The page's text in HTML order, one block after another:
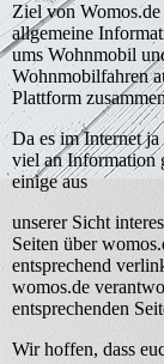
Ziel von Womos.de
allgemeine
ums Wohnmobil
Wohnmobilfahren
Plattform
Da es im Internet ja
viel an Information
einige aus
unserer Sicht
Seiten über
entsprechend
womos.de
entsprechenden
Wir hoffen, dass